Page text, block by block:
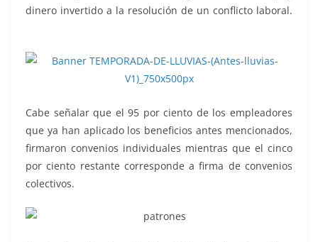
dinero invertido a la resolución de un conflicto laboral.
Cabe señalar que el 95 por ciento de los empleadores
que ya han aplicado los beneficios antes mencionados,
firmaron convenios individuales mientras que el cinco
por ciento restante corresponde a firma de convenios
colectivos.